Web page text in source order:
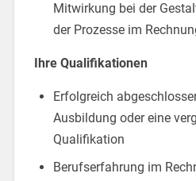
Mitwirkung bei der
der Prozesse im
Ihre Qualifikationen
Erfolgreich
Ausbildung oder eine
Qualifikation
Berufserfahrung im